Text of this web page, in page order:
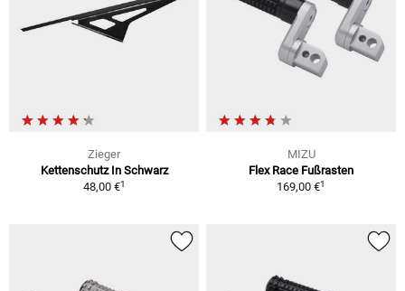
Zieger
Kettenschutz In Schwarz
48,00 €1
MIZU
Flex Race Fußrasten
169,00 €1